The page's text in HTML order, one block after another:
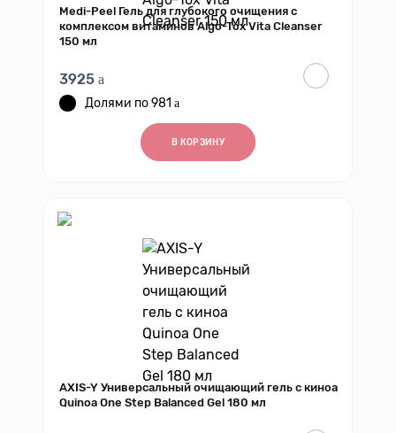
Medi-Peel Гель для глубокого очищения с
комплексом витаминов Algo-Tox Vita Cleanser
150 мл
3925
981
В КОРЗИНУ
AXIS-Y Универсальный очищающий гель с киноа
Quinoa One Step Balanced Gel 180 мл